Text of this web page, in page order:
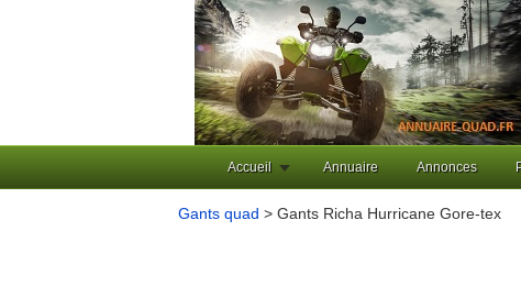
Accueil Annuaire Annonces
Gants quad > Gants Richa Hurricane Gore-tex